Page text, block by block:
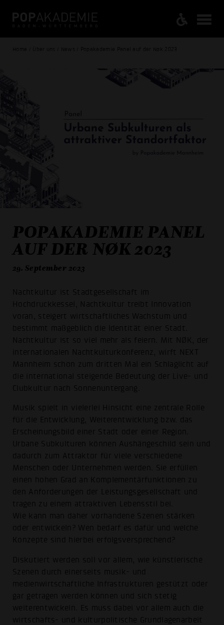
Home / Über uns / News / Popakademie Panel auf der Nøk 2023
POPAKADEMIE PANEL
AUF DER NØK 2023
29. September 2023
Nachtkultur ist Stadtgesellschaft im
Hochdruckkessel, Nachtkultur treibt Innovation
voran, steigert wirtschaftliches Wachstum und
bestimmt maßgeblich die Identität einer Stadt.
Nachtkultur ist so viel mehr als feiern. Mit NØK, der
internationalen Nachtkulturkonferenz, wirft NEXT
Mannheim schon zum dritten Mal ein Schlaglicht auf
die international steigende Bedeutung der Live- und
Clubkultur nach Sonnenuntergang.
Musik spielt in vielerlei Hinsicht eine zentrale Rolle
für die Entwicklung, Weiterentwicklung bzw. das
Erscheinungsbild einer Stadt oder einer Region.
Urbane Subkulturen können Aushängeschild sein und
dadurch zum Attraktor für viele verschiedene
Menschen oder Unternehmen werden. Sie erfüllen
einen hohen Grad an Komplementärfunktionen zu
den Anforderungen der Leistungsgesellschaft und
tragen zu einem attraktiven Lebensstil bei.
Wie kann man daher vorhandene Szenen stärken
oder entwickeln? Wen bedarf es dafür und welche
Konzepte sind hierbei erfolgsversprechend?
Diskutiert werden soll vor allem, wie künstlerische
Szenen durch einerseits musik- und
medienwirtschaftliche Infrastrukturen gestützt oder
gar getragen werden können und sich stetig
weiterentwickeln. Es muss dabei vor allem auch die
wirtschafts- und kulturpolitische Grundlagenarbeit